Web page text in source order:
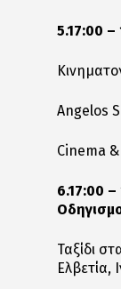
5.17:00 –
Angelos
Cinema
6.17:00
Ταξίδι
Ελβετία,